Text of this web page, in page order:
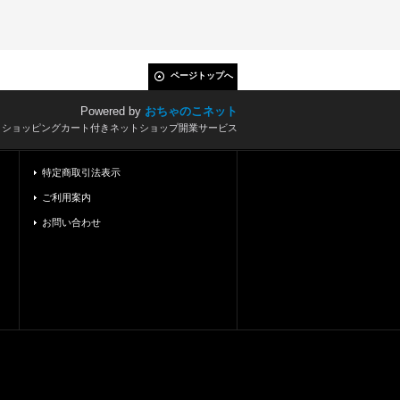
ページトップへ
Powered by おちゃのこネット
ョッピングカート付きネットショップ開業サービス
特定商取引法表示
ご利用案内
お問い合わせ